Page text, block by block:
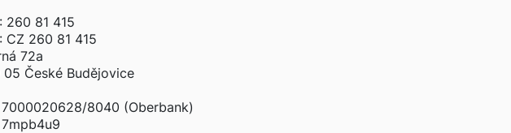
260 81 415
CZ 260 81 415
72a
05 České Budějovice
7000020628/8040 (Oberbank)
7mpb4u9